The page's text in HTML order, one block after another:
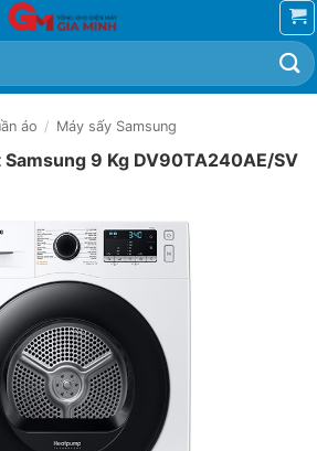
áo / Máy sấy Samsung
9 Kg DV90TA240AE/SV